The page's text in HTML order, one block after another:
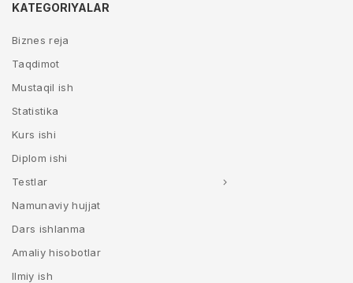
KATEGORIYALAR
Biznes reja
Taqdimot
Mustaqil ish
Statistika
Kurs ishi
Diplom ishi
Testlar
Namunaviy hujjat
Dars ishlanma
Amaliy hisobotlar
Ilmiy ish